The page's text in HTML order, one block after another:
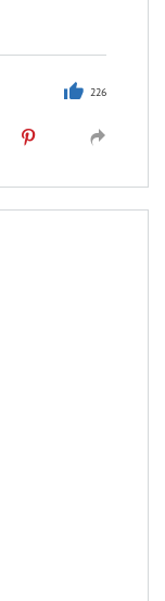
226